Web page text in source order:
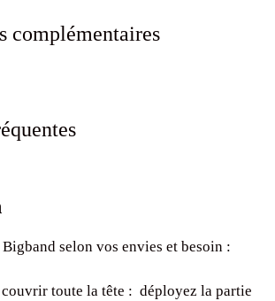
complémentaires
selon vos envies et besoin :
toute la tête : déployez la partie